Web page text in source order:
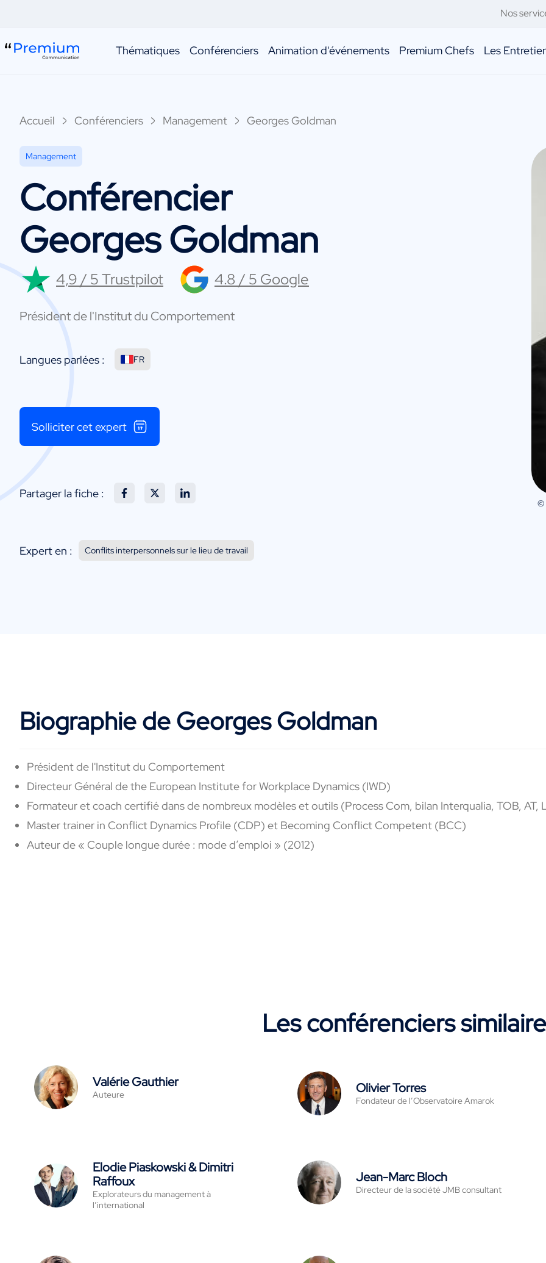
Nos
Thématiques Conférenciers Animation d'événements Premium Chefs Les
Accueil Conférenciers Management Georges Goldman
©
Management
Conférencier
Georges Goldman
4,9 / 5 Trustpilot 4.8 / 5 Google
Président de l'Institut du Comportement
Langues parlées : FR
Solliciter cet expert
Partager la fiche :
Expert en : Conflits interpersonnels sur le lieu de travail
Biographie de Georges Goldman
Président de l'Institut du Comportement
Directeur Général de the European Institute for Workplace Dynamics (IWD)
Formateur et coach certifié dans de nombreux modèles et outils (Process Com, bilan Interqualia, TOB, AT,
Master trainer in Conflict Dynamics Profile (CDP) et Becoming Conflict Competent (BCC)
Auteur de « Couple longue durée : mode d’emploi » (2012)
Les conférenciers
Valérie Gauthier
Auteure Olivier Torres
Fondateur de l’Observatoire Amarok
Elodie Piaskowski & Dimitri
Raffoux
Explorateurs du management à
l’international
Jean-Marc Bloch
Directeur de la société JMB consultant